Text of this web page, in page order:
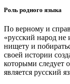
Роль родного языка
По верному и
«русский народ не
нищету и
своей истории
которыми следует
является русский